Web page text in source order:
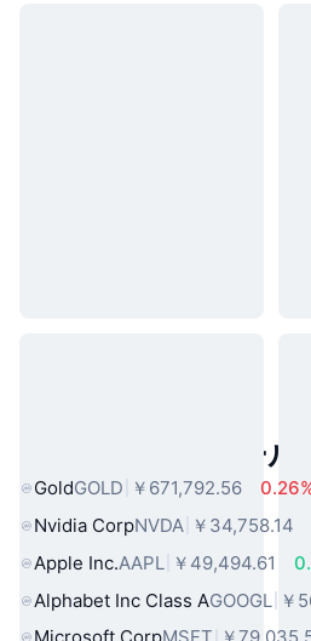
人気のリアルワール
GoldGOLD ￥671,792.56
Nvidia CorpNVDA ￥34,758.14
Apple Inc.AAPL ￥49,494.61
Alphabet Inc Class AGOOGL ￥